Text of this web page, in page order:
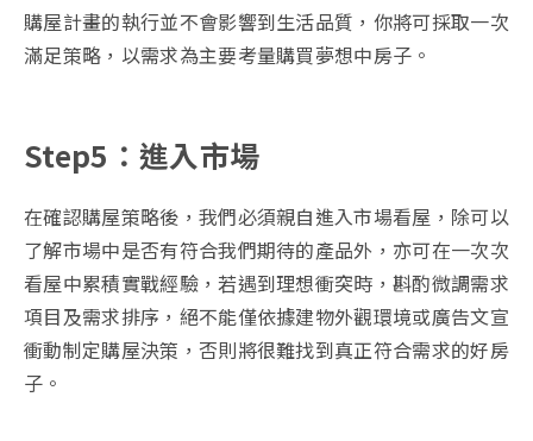
購屋計畫的執行並不會影響到生活品質，你將可採取一次
滿足策略，以需求為主要考量購買夢想中房子。
Step5：進入市場
在確認購屋策略後，我們必須親自進入市場看屋，除可以
了解市場中是否有符合我們期待的產品外，亦可在一次次
看屋中累積實戰經驗，若遇到理想衝突時，斟酌微調需求
項目及需求排序，絕不能僅依據建物外觀環境或廣告文宣
衝動制定購屋決策，否則將很難找到真正符合需求的好房
子。